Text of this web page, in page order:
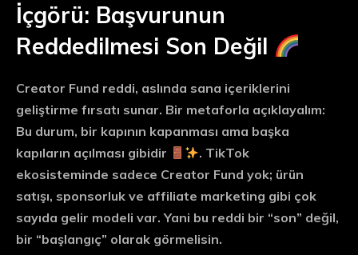
İçgörü: Başvurunun
Reddedilmesi Son Değil
Creator Fund reddi, aslında sana içeriklerini
geliştirme fırsatı sunar. Bir metaforla açıklayalım:
Bu durum, bir kapının kapanması ama başka
kapıların açılması gibidir
. TikTok
ekosisteminde sadece Creator Fund yok; ürün
satışı, sponsorluk ve affiliate marketing gibi çok
sayıda gelir modeli var. Yani bu reddi bir “son” değil,
bir “başlangıç” olarak görmelisin.